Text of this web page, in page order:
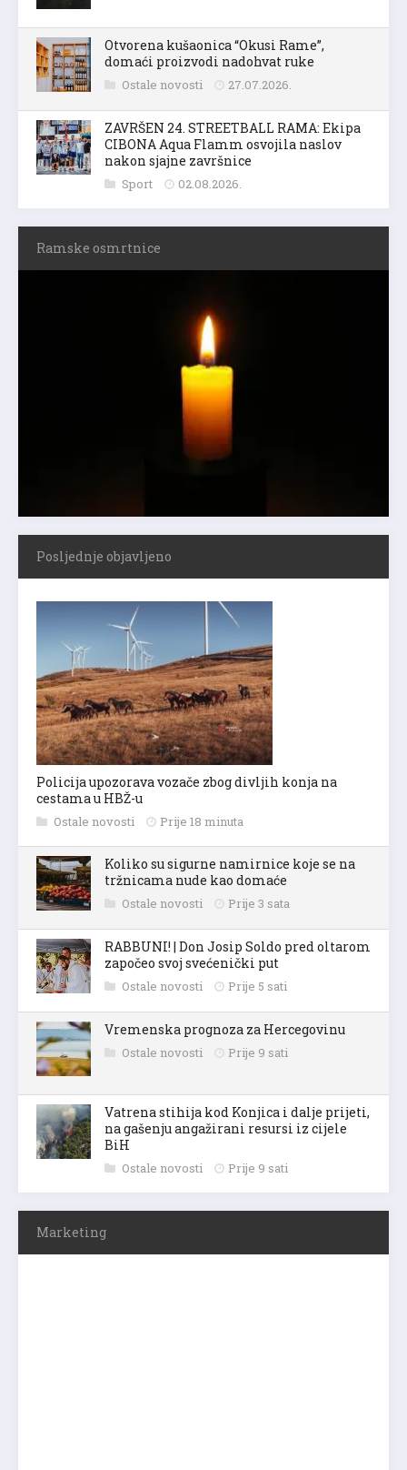
Otvorena kušaonica “Okusi Rame”,
domaći proizvodi nadohvat ruke
Ostale novosti 27.07.2026.
ZAVRŠEN 24. STREETBALL RAMA: Ekipa
CIBONA Aqua Flamm osvojila naslov
nakon sjajne završnice
Sport 02.08.2026.
Ramske osmrtnice
Posljednje objavljeno
Policija upozorava vozače zbog divljih konja na
cestama u HBŽ-u
Ostale novosti Prije 18 minuta
Koliko su sigurne namirnice koje se na
tržnicama nude kao domaće
Ostale novosti Prije 3 sata
RABBUNI! | Don Josip Soldo pred oltarom
započeo svoj svećenički put
Ostale novosti Prije 5 sati
Vremenska prognoza za Hercegovinu
Ostale novosti Prije 9 sati
Vatrena stihija kod Konjica i dalje prijeti,
na gašenju angažirani resursi iz cijele
BiH
Ostale novosti Prije 9 sati
Marketing